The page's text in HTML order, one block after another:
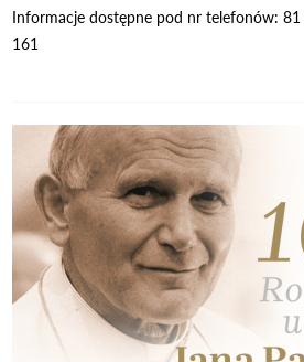
Informacje dostępne pod nr telefonów:
161